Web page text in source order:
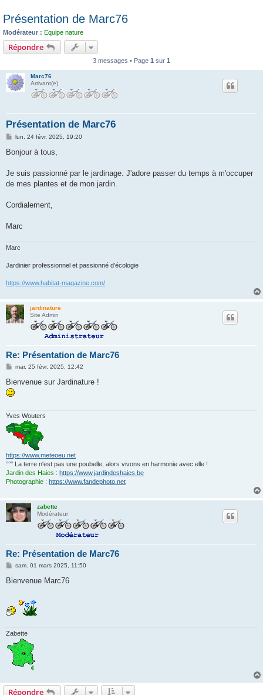
Présentation de Marc76
Modérateur : Equipe nature
Répondre
3 messages • Page 1 sur 1
Marc76
Arrivant(e)
Présentation de Marc76
M
s
g
lun. 24 févr. 2025, 19:20
Bonjour à tous,
Je suis passionné par le jardinage. J'adore passer du temps à m'occuper
de mes plantes et de mon jardin.
Cordialement,
Marc
Marc
Jardinier professionnel et passionné d’écologie
https://www.habitat-magazine.com/
jardinature
Site Admin
Re: Présentation de Marc76
M
s
a
mar. 25 févr. 2025, 12:42
Bienvenue sur Jardinature !
Yves Wouters
https://www.meteoeu.net
°°° La terre n'est pas une poubelle, alors vivons en harmonie avec elle !
Jardin des Haies : https://www.jardindeshaies.be
Photographie : https://www.fandephoto.net
zabette
Modérateur
Re: Présentation de Marc76
M
s
e
sam. 01 mars 2025, 11:50
Bienvenue Marc76
Zabette
Répondre